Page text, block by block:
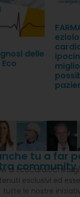
delle
tu a far
community
di
esclusivi ed
tutte le nostre